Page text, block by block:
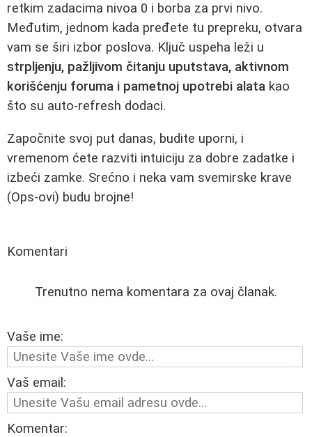
retkim zadacima nivoa 0 i borba za prvi nivo.
Međutim, jednom kada pređete tu prepreku, otvara
vam se širi izbor poslova. Ključ uspeha leži u
strpljenju, pažljivom čitanju uputstava, aktivnom
korišćenju foruma i pametnoj upotrebi alata kao
što su auto-refresh dodaci.
Započnite svoj put danas, budite uporni, i
vremenom ćete razviti intuiciju za dobre zadatke i
izbeći zamke. Srećno i neka vam svemirske krave
(Ops-ovi) budu brojne!
Komentari
Trenutno nema komentara za ovaj članak.
Vaše ime:
Vaš email:
Komentar: